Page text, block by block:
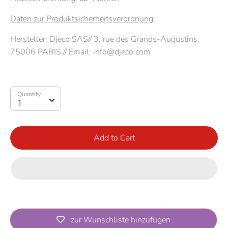
Daten zur Produktsicherheitsverordnung:
Hersteller: Djeco SAS// 3, rue des Grands-Augustins,
75006 PARIS // Email: info@djeco.com
Quantity
1
Quantity
Add to Cart
zur Wunschliste hinzufügen